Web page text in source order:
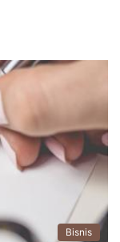
Bisnis